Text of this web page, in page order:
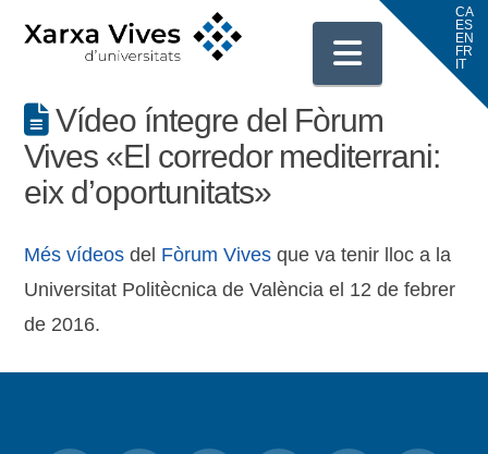
Vídeo íntegre del Fòrum
Vives «El corredor mediterrani:
eix d’oportunitats»
Més vídeos del Fòrum Vives que va tenir lloc a la
Universitat Politècnica de València el 12 de febrer
de 2016.